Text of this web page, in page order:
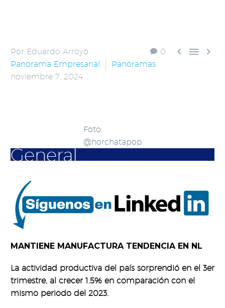
0   
Por Eduardo Arroyo
Panorama Empresarial
Panoramas
noviembre 7, 2024
Foto:
@horchatapop
General
MANTIENE MANUFACTURA TENDENCIA EN NL
La actividad productiva del país sorprendió en el 3er
trimestre, al crecer 1.5% en comparación con el
mismo periodo del 2023.